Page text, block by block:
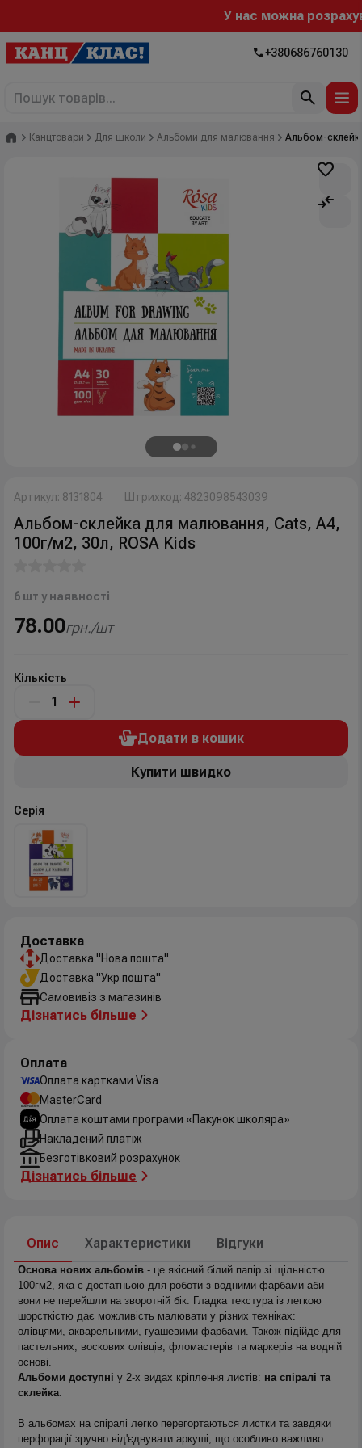
У нас можна
+380686760130
Головна
Канцтовари Для школи Альбоми для малювання Альбом-
Артикул: 8131804 Штрихкод: 4823098543039
Альбом-склейка для малювання, Cats, А4,
100г/м2, 30л, ROSA Kids
6 шт у наявності
78.00грн./шт
Кількість
Додати в кошик
Купити швидко
Серія
Опис Характеристики Відгуки
Основа нових альбомів - це якісний білий папір зі щільністю
100гм2, яка є достатньою для роботи з водними фарбами аби
вони не перейшли на зворотній бік. Гладка текстура із легкою
шорсткістю дає можливість малювати у різних техніках:
олівцями, акварельними, гуашевими фарбами. Також підійде для
пастельних, воскових олівців, фломастерів та маркерів на водній
основі.
Альбоми доступні у 2-х видах кріплення листів: на спіралі та
склейка.
В альбомах на спіралі легко перегортаються листки та завдяки
перфорації зручно від'єднувати аркуші, що особливо важливо
Доставка
Доставка "Нова пошта"
Доставка "Укр пошта"
Самовивіз з магазинів
Дізнатись більше
Оплата
Оплата картками Visa
MasterCard
Оплата коштами програми «Пакунок школяра»
Накладений платіж
Безготівковий розрахунок
Дізнатись більше